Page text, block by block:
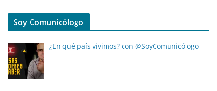
Soy Comunicólogo
¿En qué país vivimos? con @SoyComunicólogo